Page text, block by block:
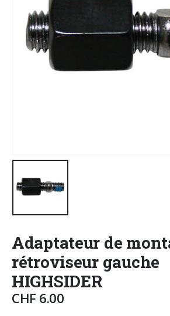
Adaptateur de
rétroviseur gauche
HIGHSIDER
CHF 6.00